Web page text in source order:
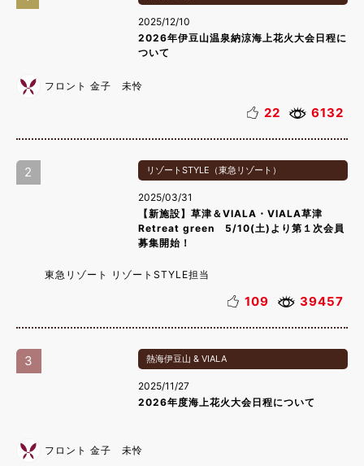
2025/12/10
2026年伊豆山温泉納涼海上花火大会日程に
ついて
フロント 金子 未怜
22 6132
2 リゾートSTYLE（東急リゾート）
2025/03/31
【新施設】草津＆VIALA・VIALA草津
Retreat green 5/10(土)より第１次会員
募集開始！
東急リゾート リゾートSTYLE担当
109 39457
3 熱海伊豆山 & VIALA
2025/11/27
2026年度海上花火大会日程について
フロント 金子 未怜